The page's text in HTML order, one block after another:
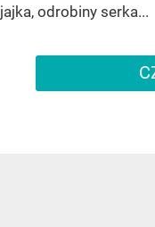
jajka, odrobiny serka...